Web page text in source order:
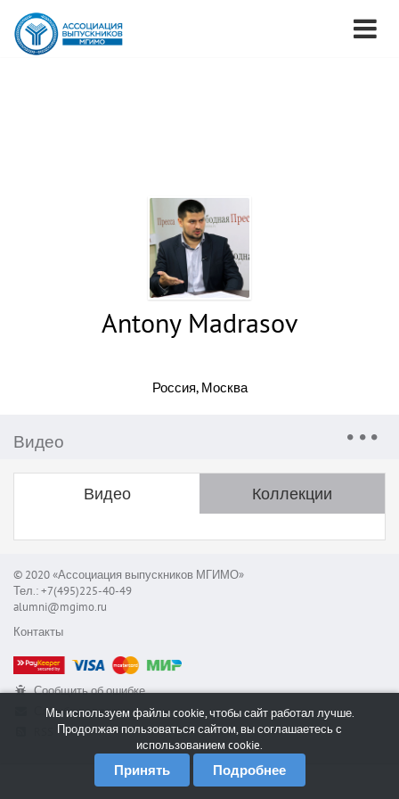
Antony Madrasov
Россия, Москва
Видео
Видео Коллекции
© 2020 «Ассоциация выпускников МГИМО»
Тел.: +7(495)225-40-49
alumni@mgimo.ru
Контакты
Сообщить об ошибке
Служба поддержки
Мы используем файлы cookie, чтобы сайт работал лучше.
Продолжая пользоваться сайтом, вы соглашаетесь с
использованием cookie.
Принять Подробнее